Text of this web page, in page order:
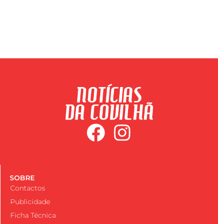
SOBRE
Contactos
Publicidade
Ficha Técnica